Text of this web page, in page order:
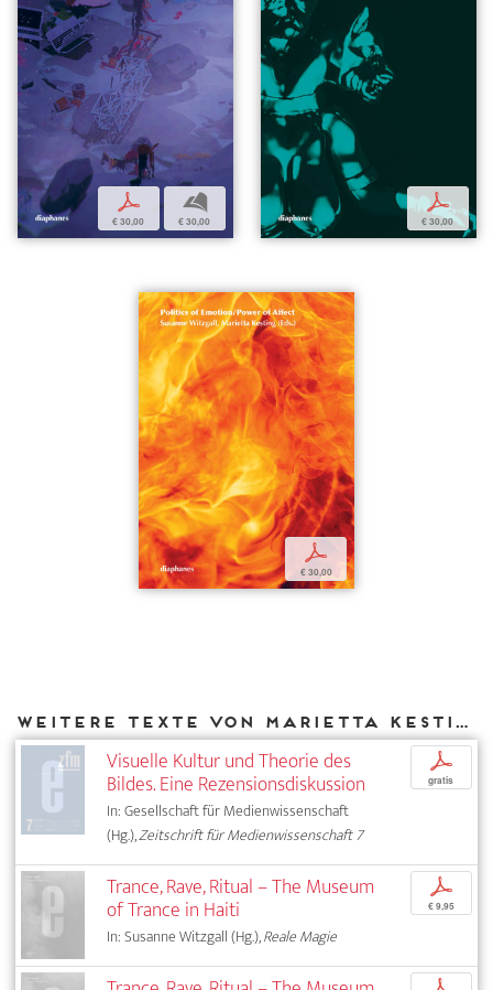
p
€ 30,00
b
€ 30,00
p
€ 30,00
p
€ 30,00
Weitere Texte von Marietta Kesting bei DIAPHANES
Visuelle Kultur und Theorie des
Bildes. Eine Rezensionsdiskussion
In: Gesellschaft für Medienwissenschaft
(Hg.),Zeitschrift für Medienwissenschaft 7
p
gratis
Trance, Rave, Ritual – The Museum
of Trance in Haiti
In: Susanne Witzgall (Hg.),Reale Magie
p
€ 9,95